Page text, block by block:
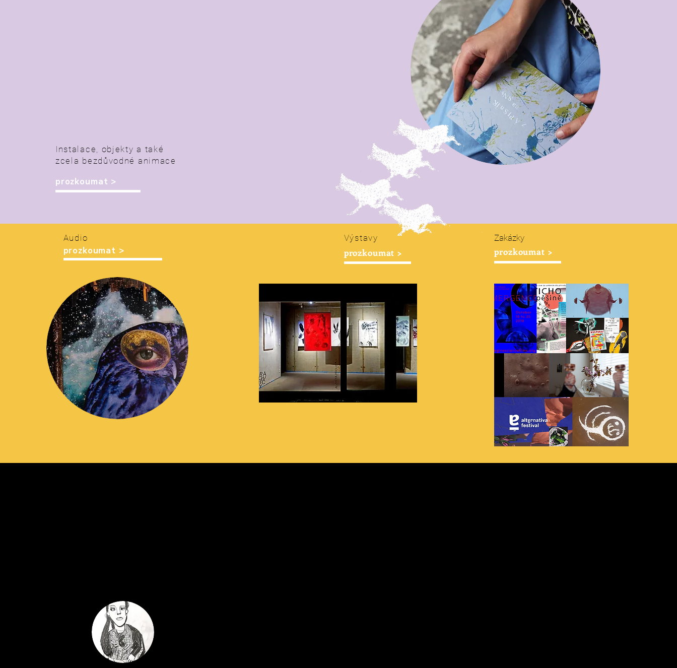
Instalace, objekty a také
zcela bezdůvodné animace
prozkoumat >
Audio
prozkoumat >
Výstavy
prozkoumat >
Zakázky
prozkoumat >